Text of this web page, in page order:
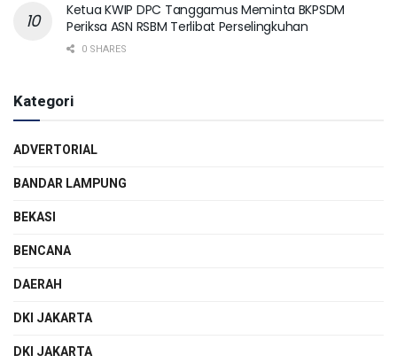
Ketua KWIP DPC Tanggamus Meminta BKPSDM
Periksa ASN RSBM Terlibat Perselingkuhan
0 SHARES
Kategori
ADVERTORIAL
BANDAR LAMPUNG
BEKASI
BENCANA
DAERAH
DKI JAKARTA
DKI JAKARTA